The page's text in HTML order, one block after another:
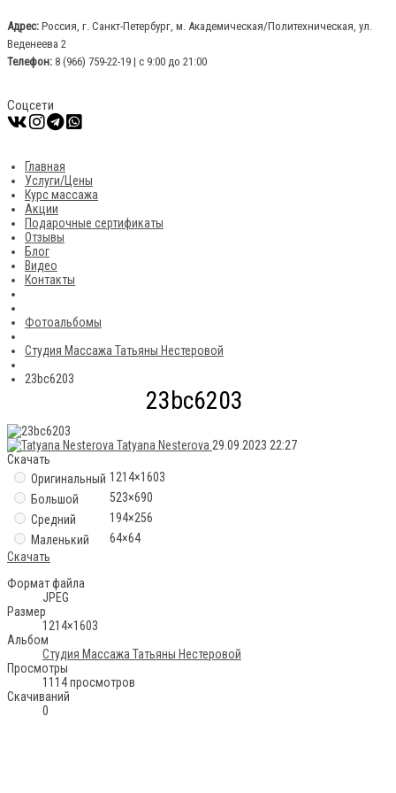
Адрес: Россия, г. Санкт-Петербург, м. Академическая/Политехническая, ул.
Веденеева 2
Телефон: 8 (966) 759-22-19 | с 9:00 до 21:00
Соцсети
Главная
Услуги/Цены
Курс массажа
Акции
Подарочные сертификаты
Отзывы
Блог
Видео
Контакты
Фотоальбомы
Студия Массажа Татьяны Нестеровой
23bc6203
23bc6203
Tatyana Nesterova 29.09.2023 22:27
Скачать
Оригинальный 1214×1603
Большой
523×690
Средний
194×256
Маленький
64×64
Скачать
Формат файла
JPEG
Размер
1214×1603
Альбом
Студия Массажа Татьяны Нестеровой
Просмотры
1114 просмотров
Скачиваний
0